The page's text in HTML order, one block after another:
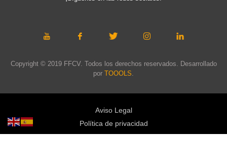
Copyright © 2019 FFCV. Todos los derechos reservados. Desarrollado
por TOOOLS
Aviso Legal
Política de privacidad
Política de cookies